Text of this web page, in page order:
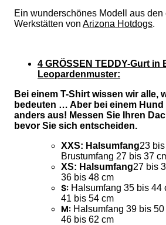
Ein wunderschönes Modell aus den
Werkstätten von Arizona Hotdogs.
4 GRÖSSEN TEDDY-Gurt in
Leopardenmuster:
Bei einem T-Shirt wissen wir alle,
bedeuten … Aber bei einem
anders aus! Messen Sie Ihren
bevor Sie sich entscheiden.
XXS: Halsumfang23
Brustumfang 27 bis 37
XS: Halsumfang27 bis
36 bis 48 cm
S: Halsumfang 35 bis 44
41 bis 54 cm
M: Halsumfang 39 bis
46 bis 62 cm